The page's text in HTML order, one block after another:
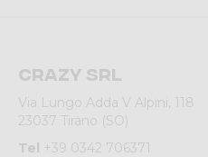
Crazy srl
Via Lungo Adda V Alpini, 118
23037 Tirano (SO)
Tel +39 0342 706371